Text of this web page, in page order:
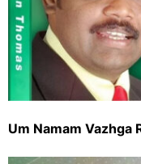
Um Namam Vazhga